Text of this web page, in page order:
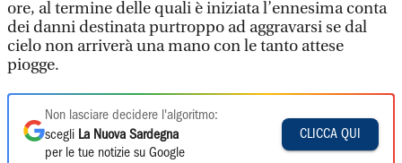
ore, al termine delle quali è iniziata l’ennesima conta
dei danni destinata purtroppo ad aggravarsi se dal
cielo non arriverà una mano con le tanto attese
piogge.
Non lasciare decidere l'algoritmo:
scegli La Nuova Sardegna
per le tue notizie su Google
CLICCA QUI